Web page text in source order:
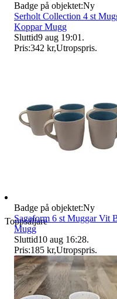
Toppsäljare
Badge på objektet:Ny
Serholt Collection 4 st
Koppar Mugg
Sluttid9 aug 19:01 .
Pris:342 kr,Utropspris.
Badge på objektet:Ny
Sagaform 6 st Muggar Vit
Mugg
Sluttid10 aug 16:28.
Pris:185 kr,Utropspris.